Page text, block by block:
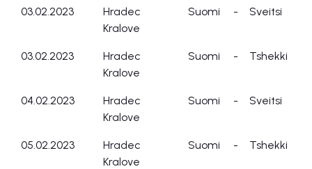
03.02.2023
Hradec
Kralove
Suomi - Sveitsi
03.02.2023
Hradec
Kralove
Suomi - Tshekki
04.02.2023
Hradec
Kralove
Suomi - Sveitsi
05.02.2023
Hradec
Kralove
Suomi - Tshekki